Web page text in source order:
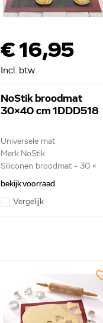
€ 16,95
Incl. btw
NoStik broodmat
30x40 cm 1DDD518
Universele mat
Merk NoStik
Siliconen broodmat - 30 x
40 ce...
bekijk voorraad
Vergelijk